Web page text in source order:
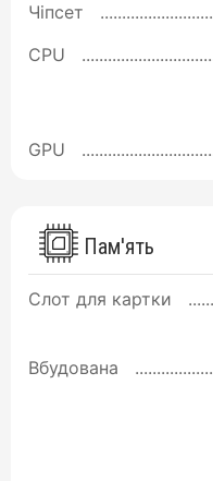
Чіпсет
CPU
GPU
Пам'ять
Слот для картки
Вбудована